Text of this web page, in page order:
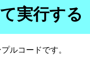
実行する
ルコードです。